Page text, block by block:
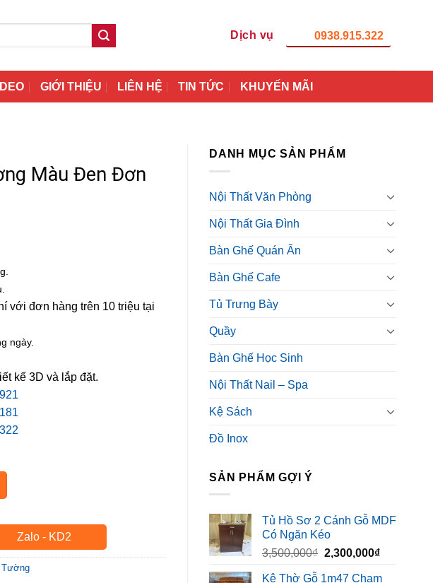
Dịch vụ 0938.915.322
GIỚI THIỆU LIÊN HỆ TIN TỨC KHUYẾN MÃI
DANH MỤC SẢN PHẨM
Nội Thất Văn Phòng
Nội Thất Gia Đình
Bàn Ghế Quán Ăn
Bàn Ghế Cafe
Tủ Trưng Bày
Quầy
Bàn Ghế Học Sinh
Nội Thất Nail – Spa
Kệ Sách
Đồ Inox
SẢN PHẨM GỢI Ý
Tủ Hồ Sơ 2 Cánh Gỗ MDF
Có Ngăn Kéo
3,500,000₫ Giá
2,300,000₫Giá
Kệ Thờ Gỗ 1m47 Chạm
Màu Đen Đơn
với đơn hàng trên 10 triệu tại
ngày.
kế 3D và lắp đặt.
Zalo - KD2
Tường